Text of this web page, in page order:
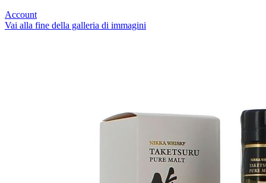
Account
Vai alla fine della galleria di immagini